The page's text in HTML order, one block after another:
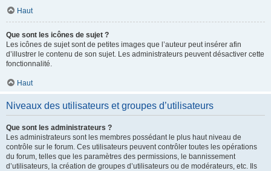
Haut
Que sont les icônes de sujet ?
Les icônes de sujet sont de petites images que l’auteur peut insérer afin
d’illustrer le contenu de son sujet. Les administrateurs peuvent désactiver cette
fonctionnalité.
Haut
Niveaux des utilisateurs et groupes d’utilisateurs
Que sont les administrateurs ?
Les administrateurs sont les membres possédant le plus haut niveau de
contrôle sur le forum. Ces utilisateurs peuvent contrôler toutes les opérations
du forum, telles que les paramètres des permissions, le bannissement
d’utilisateurs, la création de groupes d’utilisateurs ou de modérateurs, etc. Ils